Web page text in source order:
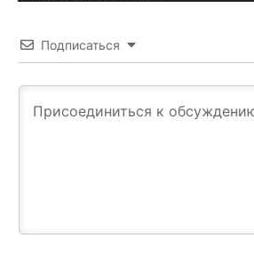
Подписаться